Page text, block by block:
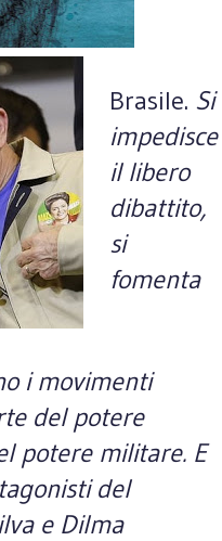
Brasile. Si
impedisce
il libero
dibattito,
si
fomenta
i movimenti
del potere
potere militare. E
del
e Dilma